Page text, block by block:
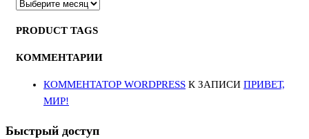
АРХИВЫ
PRODUCT TAGS
КОММЕНТАРИИ
КОММЕНТАТОР WORDPRESS К ЗАПИСИ ПРИВЕТ,
МИР!
Быстрый доступ